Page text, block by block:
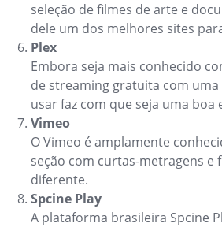
seleção de filmes de arte e
dele um dos melhores sites
Plex
Embora seja mais conhecido
de streaming gratuita com uma
usar faz com que seja uma boa
Vimeo
O Vimeo é amplamente
seção com curtas-metragens
diferente.
Spcine Play
A plataforma brasileira Spcine